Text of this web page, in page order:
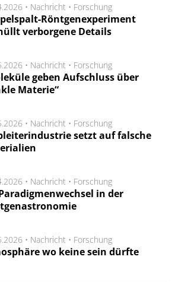
• Nachricht • Forschung
Röntgenexperiment
verborgene Details
• Nachricht • Forschung
geben Aufschluss über
Materie“
• Nachricht • Forschung
setzt auf falsche
• Nachricht • Forschung
in der
• Nachricht • Forschung
wo keine sein dürfte